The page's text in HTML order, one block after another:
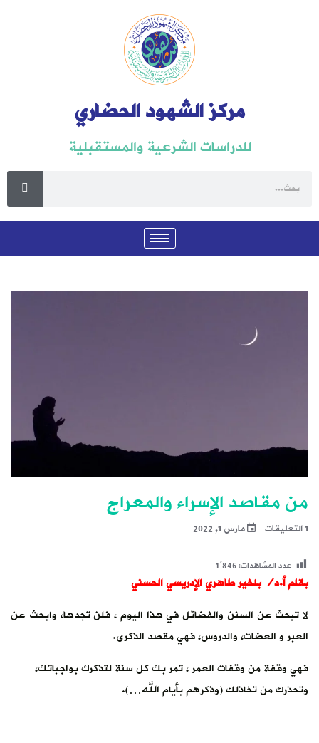
مركز الشهود الحضاري
للدراسات الشرعية والمستقبلية
من مقاصد الإسراء والمعراج
1 التعليقات مارس 1, 2022
عدد المشاهدات:1٬846
بقلم أ.د/ بلخير طاهري الإدريسي الحسني
لا تبحث عن السنن والفضائل في هذا اليوم ، فلن تجدها، وابحث عن
العبر و العضات، والدروس، فهي مقصد الذكرى.
فهي وقفة من وقفات العمر ، تمر بك كل سنة لتذكرك بواجباتك،
وتحذرك من تخاذلك (وذكرهم بأيام الله…).